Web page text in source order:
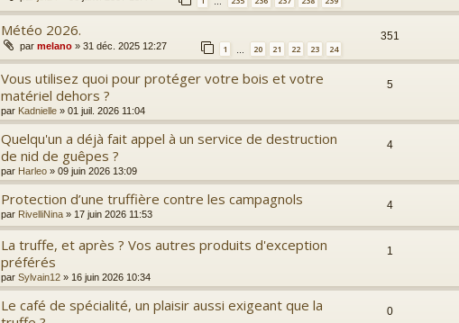
Météo 2026.
par melano » 31 déc. 2025 12:27 1 … 20 21 22 23 24
351
Vous utilisez quoi pour protéger votre bois et votre
matériel dehors ?
par Kadnielle » 01 juil. 2026 11:04
5
Quelqu'un a déjà fait appel à un service de destruction
de nid de guêpes ?
par Harleo » 09 juin 2026 13:09
4
Protection d’une truffière contre les campagnols
par RivelliNina » 17 juin 2026 11:53
4
La truffe, et après ? Vos autres produits d'exception
préférés
par Sylvain12 » 16 juin 2026 10:34
1
Le café de spécialité, un plaisir aussi exigeant que la
0